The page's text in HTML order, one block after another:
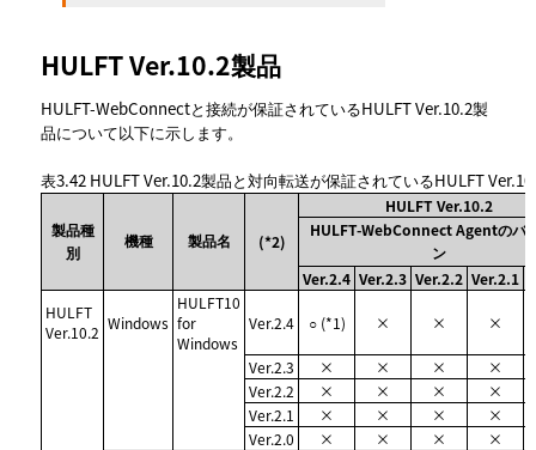
HULFT Ver.10.2製品
HULFT-WebConnectと接続が保証されているHULFT Ver.10.2製
品について以下に示します。
表3.42 HULFT Ver.10.2製品と対向転送が保証されているHULFT
製品種
別
機種 製品名 (*2)
HULFT Ver.10.2
HULFT-WebConnect Agentのバ
ン
Ver.2.4 Ver.2.3 Ver.2.2 Ver.2.1
HULFT
Ver.10.2 Windows
HULFT10
for
Windows
Ver.2.4 ○ (*1) × × ×
Ver.2.3 × × ×
×
Ver.2.2
× × ×
×
Ver.2.1
× × ×
×
Ver.2.0
× × ×
×